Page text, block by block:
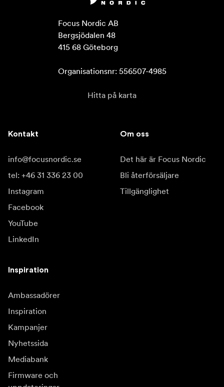
Focus Nordic AB
Bergsjödalen 48
415 68 Göteborg
Organisationsnr: 556507-4985
Hitta på karta
Kontakt
info@focusnordic.se
tel: +46 31 336 23 00
Instagram
Facebook
YouTube
LinkedIn
Om oss
Det här är Focus Nordic
Bli återförsäljare
Tillgänglighet
Inspiration
Ambassadörer
Inspiration
Kampanjer
Nyhetssida
Mediabank
Firmware och